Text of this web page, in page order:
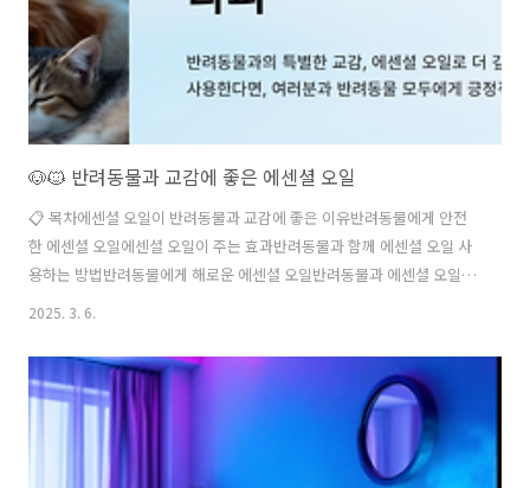
🐶🐱 반려동물과 교감에 좋은 에센셜 오일
📋 목차에센셜 오일이 반려동물과 교감에 좋은 이유반려동물에게 안전
한 에센셜 오일에센셜 오일이 주는 효과반려동물과 함께 에센셜 오일 사
용하는 방법반려동물에게 해로운 에센셜 오일반려동물과 에센셜 오일
사용 시 주의사항FAQ에센셜 오일은 향을 통해 심신을 안정시키고 스트
물과의 교감을 강화하는 데도 효과적이에요. 🐕🐈 하지만 모든 에센셜 오
일이 반려동물에게 안전한 것은 아니에요! 올바르게 사용하면 반려동물
의 긴장을 풀어주고, 불안을 줄이며, 건강을 도울 수 있지만, 잘못 사용하
면 해로울 수도 있어요. 이번 글에서는 반려동물과 교감에 도움이 되는
에센셜 오일과 안전한 사용법을 자세히 알아볼게요! 🌿💚🌿 에센셜 오일
2025. 3. 6.